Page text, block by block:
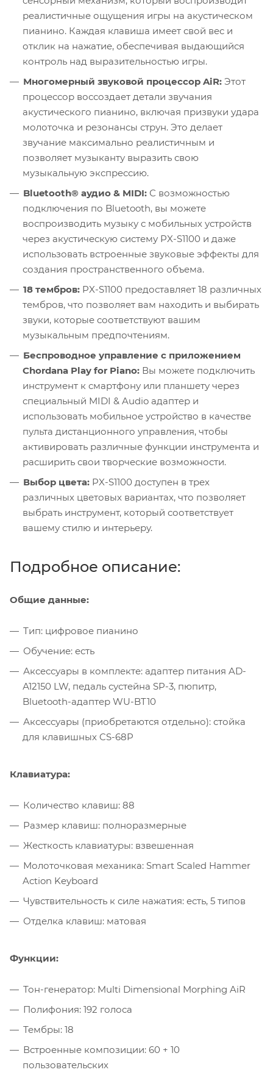
реалистичные ощущения игры на акустическом
пианино. Каждая клавиша имеет свой вес и
отклик на нажатие, обеспечивая выдающийся
контроль над выразительностью игры.
Многомерный звуковой процессор AiR: Этот
процессор воссоздает детали звучания
акустического пианино, включая призвуки удара
молоточка и резонансы струн. Это делает
звучание максимально реалистичным и
позволяет музыканту выразить свою
музыкальную экспрессию.
Bluetooth® аудио & MIDI: С возможностью
подключения по Bluetooth, вы можете
воспроизводить музыку с мобильных устройств
через акустическую систему PX-S1100 и даже
использовать встроенные звуковые эффекты для
создания пространственного объема.
18 тембров: PX-S1100 предоставляет 18 различных
тембров, что позволяет вам находить и выбирать
звуки, которые соответствуют вашим
музыкальным предпочтениям.
Беспроводное управление с приложением
Chordana Play for Piano: Вы можете подключить
инструмент к смартфону или планшету через
специальный MIDI & Audio адаптер и
использовать мобильное устройство в качестве
пульта дистанционного управления, чтобы
активировать различные функции инструмента и
расширить свои творческие возможности.
Выбор цвета: PX-S1100 доступен в трех
различных цветовых вариантах, что позволяет
выбрать инструмент, который соответствует
вашему стилю и интерьеру.
Подробное описание:
Общие данные:
Тип: цифровое пианино
Обучение: есть
Аксессуары в комплекте: адаптер питания AD-
А12150 LW, педаль сустейна SP-3, пюпитр,
Bluetooth-адаптер WU-BT10
Аксессуары (приобретаются отдельно): стойка
для клавишных CS-68P
Клавиатура:
Количество клавиш: 88
Размер клавиш: полноразмерные
Жесткость клавиатуры: взвешенная
Молоточковая механика: Smart Scaled Hammer
Action Keyboard
Чувствительность к силе нажатия: есть, 5 типов
Отделка клавиш: матовая
Функции:
Тон-генератор: Multi Dimensional Morphing AiR
Полифония: 192 голоса
Тембры: 18
Встроенные композиции: 60 + 10
пользовательских